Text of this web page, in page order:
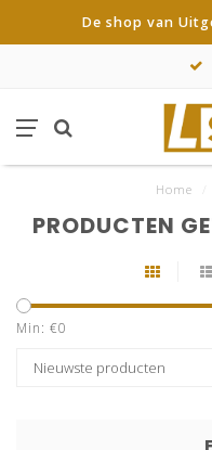
De shop van
Home
PRODUCTEN
Min: €0